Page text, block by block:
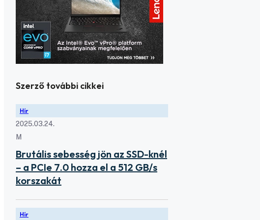
Szerző további cikkei
Hír
2025.03.24.
M
Brutális sebesség jön az SSD-knél
– a PCIe 7.0 hozza el a 512 GB/s
korszakát
Hír